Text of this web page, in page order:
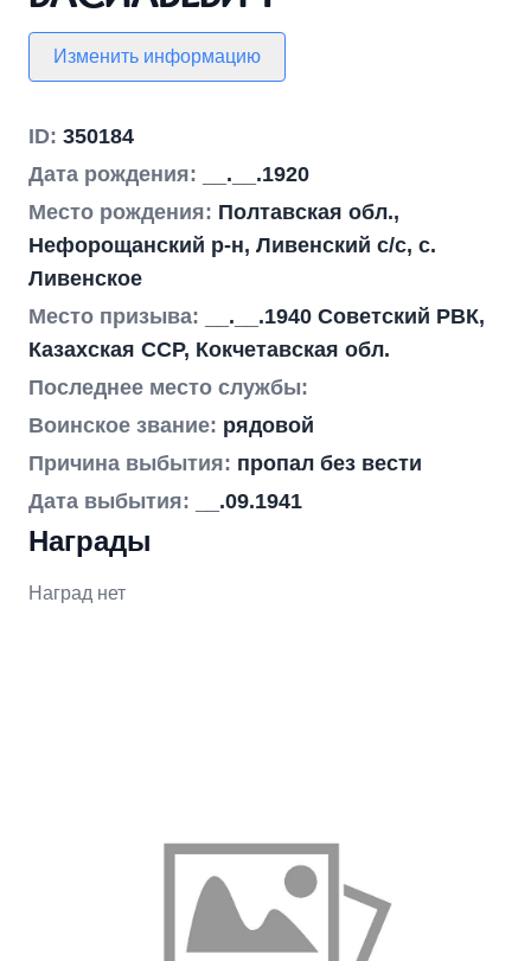
Изменить информацию
ID: 350184
Дата рождения:
__.__.1920
Место рождения: Полтавская обл.,
Нефорощанский р-н, Ливенский с/с, с.
Ливенское
Место призыва:
__.__.1940 Советский РВК,
Казахская ССР, Кокчетавская обл.
Последнее место службы:
Воинское звание: рядовой
Причина выбытия: пропал без вести
Дата выбытия:
__.09.1941
Награды
Наград нет